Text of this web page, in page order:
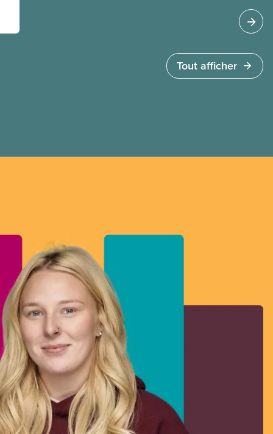
Tout afficher